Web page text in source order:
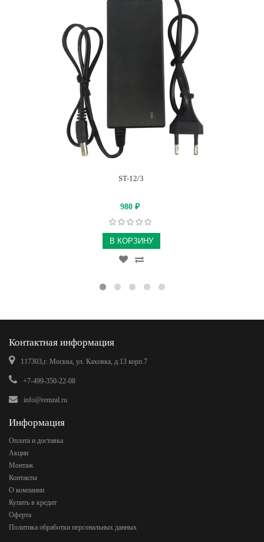
ST-12/3
980 ₽
В КОРЗИНУ
Контактная информация
117303,г. Москва, ул. Каховка, д.13 корп.7
+7-499-350-22-08
info@remzal.ru
Информация
Оплата и доставка
Акции
Монтаж
Контакты
О компании
Купить в кредит
Оферта
Политика обработки персональных данных